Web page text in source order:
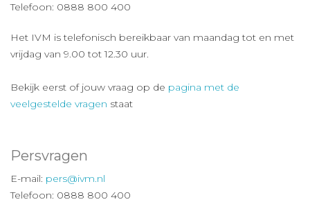
Telefoon: 0888 800 400
Het IVM is telefonisch bereikbaar van maandag tot en met
vrijdag van 9.00 tot 12.30 uur.
Bekijk eerst of jouw vraag op de pagina met de
veelgestelde vragen staat
Persvragen
E-mail: pers@ivm.nl
Telefoon: 0888 800 400